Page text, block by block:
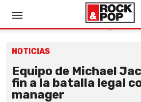
NOTICIAS
Equipo de Michael
fin a la batalla legal
manager